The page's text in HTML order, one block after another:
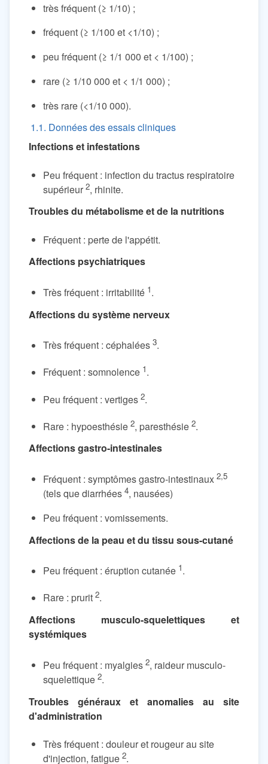
très fréquent (≥ 1/10) ;
fréquent (≥ 1/100 et <1/10) ;
peu fréquent (≥ 1/1 000 et < 1/100) ;
rare (≥ 1/10 000 et < 1/1 000) ;
très rare (<1/10 000).
1.1. Données des essais cliniques
Infections et infestations
Peu fréquent : infection du tractus respiratoire
supérieur 2, rhinite.
Troubles du métabolisme et de la nutritions
Fréquent : perte de l'appétit.
Affections psychiatriques
Très fréquent : irritabilité 1.
Affections du système nerveux
Très fréquent : céphalées 3.
Fréquent : somnolence 1.
Peu fréquent : vertiges 2.
Rare : hypoesthésie 2, paresthésie 2.
Affections gastro-intestinales
Fréquent : symptômes gastro-intestinaux 2,5
(tels que diarrhées 4, nausées)
Peu fréquent : vomissements.
Affections de la peau et du tissu sous-cutané
Peu fréquent : éruption cutanée 1.
Rare : prurit 2.
Affections musculo-squelettiques et
systémiques
Peu fréquent : myalgies 2, raideur musculo-
squelettique 2.
Troubles généraux et anomalies au site
d'administration
Très fréquent : douleur et rougeur au site
d'injection, fatigue 2.